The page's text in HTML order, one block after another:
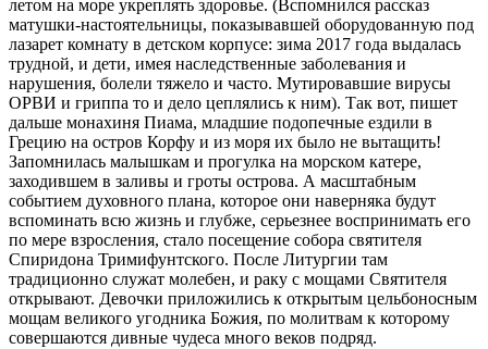
летом на море укреплять здоровье. (Вспомнился рассказ
матушки-настоятельницы, показывавшей оборудованную под
лазарет комнату в детском корпусе: зима 2017 года выдалась
трудной, и дети, имея наследственные заболевания и
нарушения, болели тяжело и часто. Мутировавшие вирусы
ОРВИ и гриппа то и дело цеплялись к ним). Так вот, пишет
дальше монахиня Пиама, младшие подопечные ездили в
Грецию на остров Корфу и из моря их было не вытащить!
Запомнилась малышкам и прогулка на морском катере,
заходившем в заливы и гроты острова. А масштабным
событием духовного плана, которое они наверняка будут
вспоминать всю жизнь и глубже, серьезнее воспринимать его
по мере взросления, стало посещение собора святителя
Спиридона Тримифунтского. После Литургии там
традиционно служат молебен, и раку с мощами Святителя
открывают. Девочки приложились к открытым цельбоносным
мощам великого угодника Божия, по молитвам к которому
совершаются дивные чудеса много веков подряд.